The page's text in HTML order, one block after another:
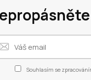
Souhlasím se